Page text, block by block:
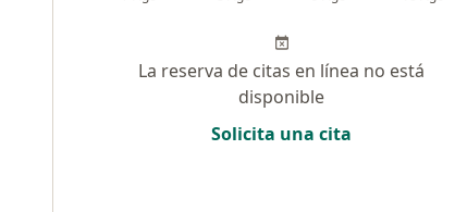
La reserva de citas en línea no está
disponible
Solicita una cita